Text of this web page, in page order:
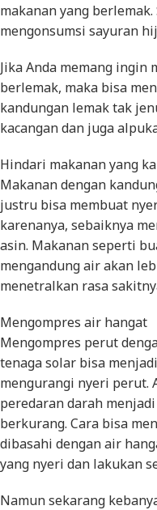
makanan yang
mengonsumsi sayuran
Jika Anda memang ingin
berlemak, maka bisa
kandungan lemak tak
kacangan dan juga
Hindari makanan yang
Makanan dengan
justru bisa membuat
karenanya, sebaiknya
asin. Makanan seperti
mengandung air akan
menetralkan rasa
Mengompres air hangat
Mengompres perut
tenaga solar bisa
mengurangi nyeri perut.
peredaran darah
berkurang. Cara bisa
dibasahi dengan air
yang nyeri dan lakukan
Namun sekarang